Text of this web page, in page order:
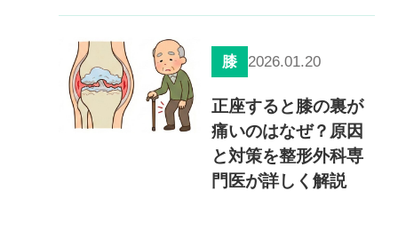
膝 2026.01.20
正座すると膝の裏が
痛いのはなぜ？原因
と対策を整形外科専
門医が詳しく解説